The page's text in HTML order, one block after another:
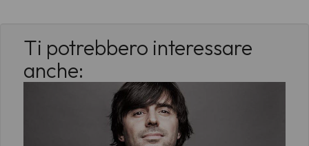
Ti potrebbero interessare
anche: